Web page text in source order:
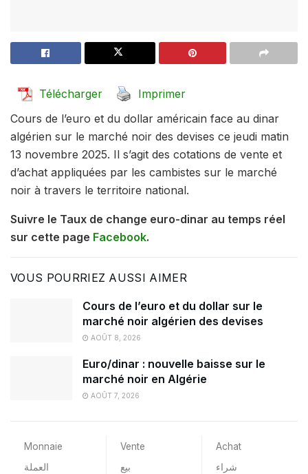
Télécharger
Imprimer
Cours de l’euro et du dollar américain face au dinar
algérien sur le marché noir des devises ce jeudi matin
13 novembre 2025. Il s’agit des cotations de vente et
d’achat appliquées par les cambistes sur le marché
noir à travers le territoire national.
Suivre le Taux de change euro-dinar au temps réel
sur cette page Facebook.
VOUS POURRIEZ AUSSI AIMER
Cours de l’euro et du dollar sur le
marché noir algérien des devises
AOÛT 8, 2026
Euro/dinar : nouvelle baisse sur le
marché noir en Algérie
AOÛT 7, 2026
Monnaie
العملة
Vente
بيع
Achat
شراء